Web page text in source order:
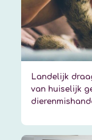
Landelijk
van huiselijk